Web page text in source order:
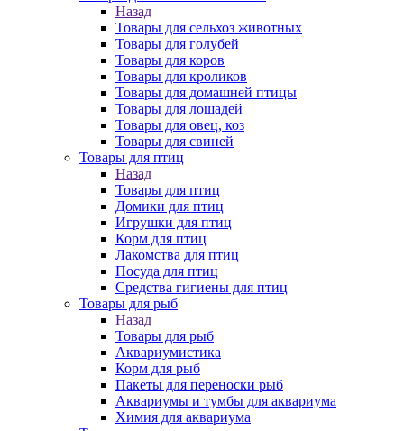
Назад
Товары для сельхоз животных
Товары для голубей
Товары для коров
Товары для кроликов
Товары для домашней птицы
Товары для лошадей
Товары для овец, коз
Товары для свиней
Товары для птиц
Назад
Товары для птиц
Домики для птиц
Игрушки для птиц
Корм для птиц
Лакомства для птиц
Посуда для птиц
Средства гигиены для птиц
Товары для рыб
Назад
Товары для рыб
Аквариумистика
Корм для рыб
Пакеты для переноски рыб
Аквариумы и тумбы для аквариума
Химия для аквариума